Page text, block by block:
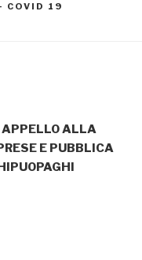
COVID 19
APPELLO ALLA
E PUBBLICA